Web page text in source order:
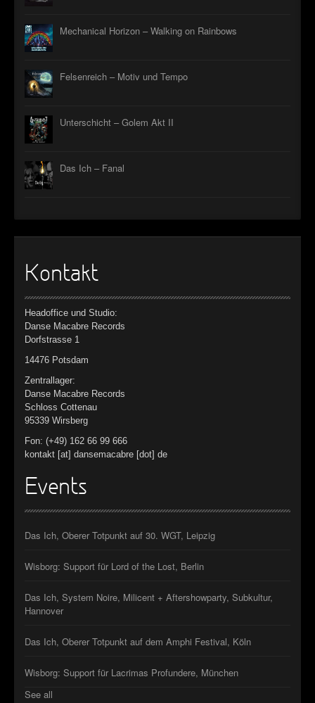
Mechanical Horizon – Walking on Rainbows
Felsenreich – Motiv und Tempo
Unterschicht – Golem Akt II
Das Ich – Fanal
Kontakt
Headoffice und Studio:
Danse Macabre Records
Dorfstrasse 1
14476 Potsdam
Zentrallager:
Danse Macabre Records
Schloss Cottenau
95339 Wirsberg
Fon: (+49) 162 66 99 666
kontakt [at] dansemacabre [dot] de
Events
Das Ich, Oberer Totpunkt auf 30. WGT, Leipzig
Wisborg: Support für Lord of the Lost, Berlin
Das Ich, System Noire, Milicent + Aftershowparty, Subkultur,
Hannover
Das Ich, Oberer Totpunkt auf dem Amphi Festival, Köln
Wisborg: Support für Lacrimas Profundere, München
See all